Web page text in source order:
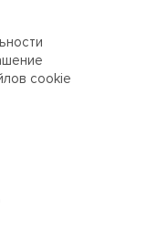
cookie